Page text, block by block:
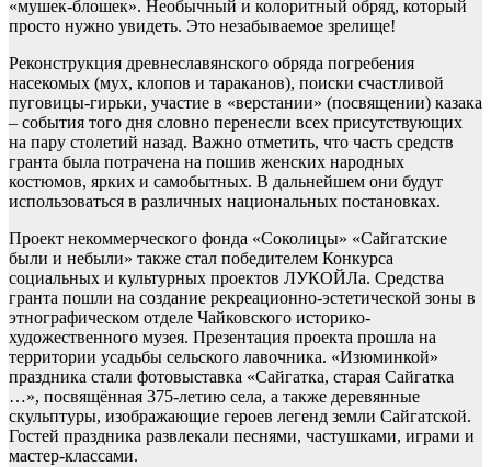
«мушек-блошек». Необычный и колоритный обряд, который
просто нужно увидеть. Это незабываемое зрелище!
Реконструкция древнеславянского обряда погребения
насекомых (мух, клопов и тараканов), поиски счастливой
пуговицы-гирьки, участие в «верстании» (посвящении) казака
– события того дня словно перенесли всех присутствующих
на пару столетий назад. Важно отметить, что часть средств
гранта была потрачена на пошив женских народных
костюмов, ярких и самобытных. В дальнейшем они будут
использоваться в различных национальных постановках.
Проект некоммерческого фонда «Соколицы» «Сайгатские
были и небыли» также стал победителем Конкурса
социальных и культурных проектов ЛУКОЙЛа. Средства
гранта пошли на создание рекреационно-эстетической зоны в
этнографическом отделе Чайковского историко-
художественного музея. Презентация проекта прошла на
территории усадьбы сельского лавочника. «Изюминкой»
праздника стали фотовыставка «Сайгатка, старая Сайгатка
…», посвящённая 375-летию села, а также деревянные
скульптуры, изображающие героев легенд земли Сайгатской.
Гостей праздника развлекали песнями, частушками, играми и
мастер-классами.